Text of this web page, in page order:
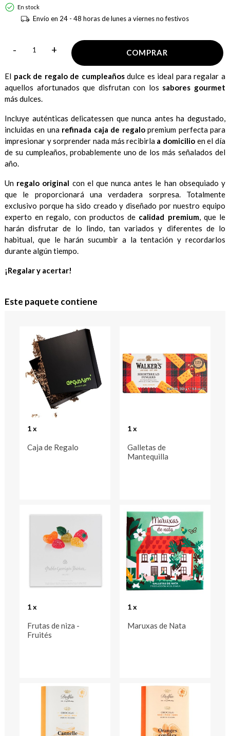
En stock
Envío en 24 - 48 horas de lunes a viernes no festivos
- + COMPRAR
El pack de regalo de cumpleañosdulce es ideal para regalar a
aquellos afortunados que disfrutan con los sabores gourmet
más dulces.
Incluye auténticas delicatessen que nunca antes ha degustado,
incluidas en una refinada caja de regalopremium perfecta para
impresionar y sorprender nada más recibirla a domicilioen el día
de su cumpleaños, probablemente uno de los más señalados del
año.
Un regalo original con el que nunca antes le han obsequiado y
que le proporcionará una verdadera sorpresa. Totalmente
exclusivo porque ha sido creado y diseñado por nuestro equipo
experto en regalo, con productos de calidad premium, que le
harán disfrutar de lo lindo, tan variados y diferentes de lo
habitual, que le harán sucumbir a la tentación y recordarlos
durante algún tiempo.
¡Regalar y acertar!
Este paquete contiene
1 x
Caja de Regalo
1 x
Galletas de
Mantequilla
1 x
Frutas de niza -
Fruités
1 x
Maruxas de Nata